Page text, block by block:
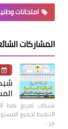
امتحانات
المشاركات
التنقيط لجميع
مر…